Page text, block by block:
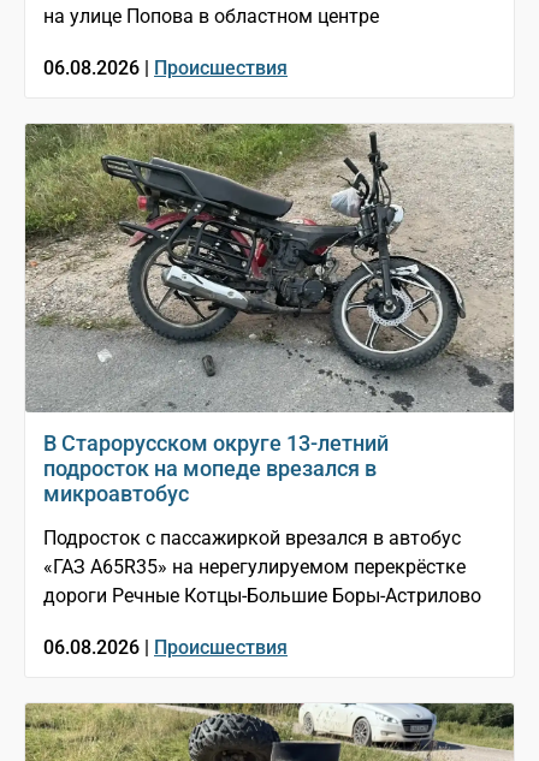
на улице Попова в областном центре
06.08.2026 | Происшествия
В Старорусском округе 13-летний
подросток на мопеде врезался в
микроавтобус
Подросток с пассажиркой врезался в автобус
«ГАЗ A65R35» на нерегулируемом перекрёстке
дороги Речные Котцы-Большие Боры-Астрилово
06.08.2026 | Происшествия